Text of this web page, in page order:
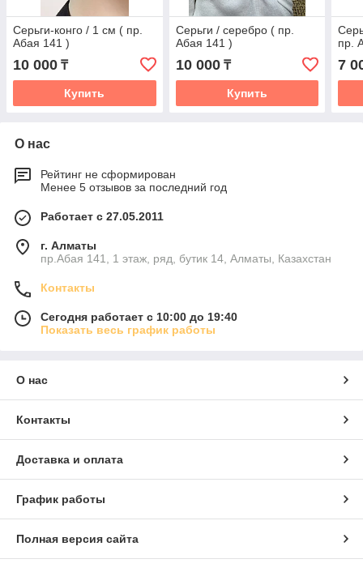
Серьги-конго / 1 см ( пр.
Абая 141 )
10 000 ₸
Купить
Серьги / серебро ( пр.
Абая 141 )
10 000₸
Купить
пр.
7
О нас
Рейтинг не сформирован
Менее 5 отзывов за последний год
Работает с 27.05.2011
г. Алматы
пр.Абая 141, 1 этаж, ряд, бутик 14, Алматы, Казахстан
Контакты
Сегодня работает с 10:00 до 19:40
Показать весь график работы
О нас
Контакты
Доставка и оплата
График работы
Полная версия сайта